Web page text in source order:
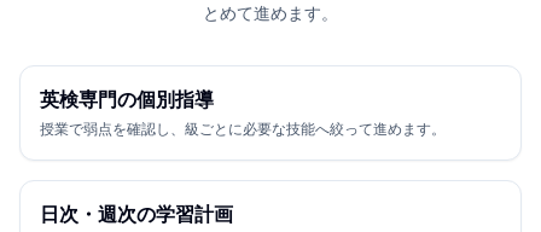
とめて進めます。
英検専門の個別指導
授業で弱点を確認し、級ごとに必要な技能へ絞って進めます。
日次・週次の学習計画